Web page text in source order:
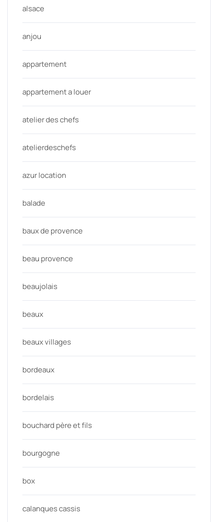
alsace
anjou
appartement
appartement a louer
atelier des chefs
atelierdeschefs
azur location
balade
baux de provence
beau provence
beaujolais
beaux
beaux villages
bordeaux
bordelais
bouchard père et fils
bourgogne
box
calanques cassis